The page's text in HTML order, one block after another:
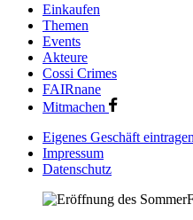
Einkaufen
Themen
Events
Akteure
Cossi Crimes
FAIRnane
Mitmachen
Eigenes Geschäft eintragen
Impressum
Datenschutz